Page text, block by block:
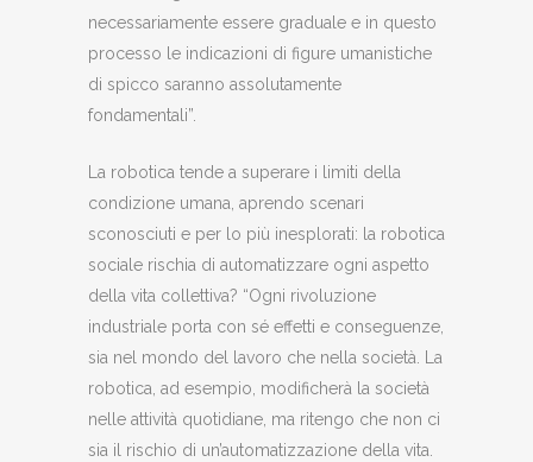
necessariamente essere graduale e in questo
processo le indicazioni di figure umanistiche
di spicco saranno assolutamente
fondamentali”.
La robotica tende a superare i limiti della
condizione umana, aprendo scenari
sconosciuti e per lo più inesplorati: la robotica
sociale rischia di automatizzare ogni aspetto
della vita collettiva? “Ogni rivoluzione
industriale porta con sé effetti e conseguenze,
sia nel mondo del lavoro che nella società. La
robotica, ad esempio, modificherà la società
nelle attività quotidiane, ma ritengo che non ci
sia il rischio di un’automatizzazione della vita.